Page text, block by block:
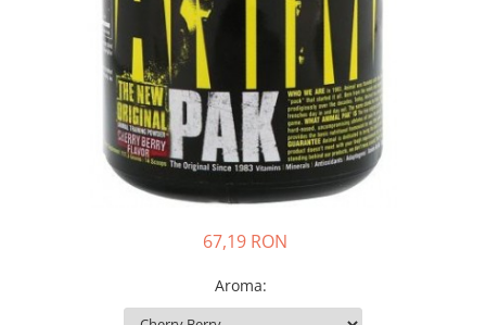
Vitamine bărbați / femei
Îngrijire personală
Kevin Levrone
Muscle Meds
67,19 RON
Aroma: